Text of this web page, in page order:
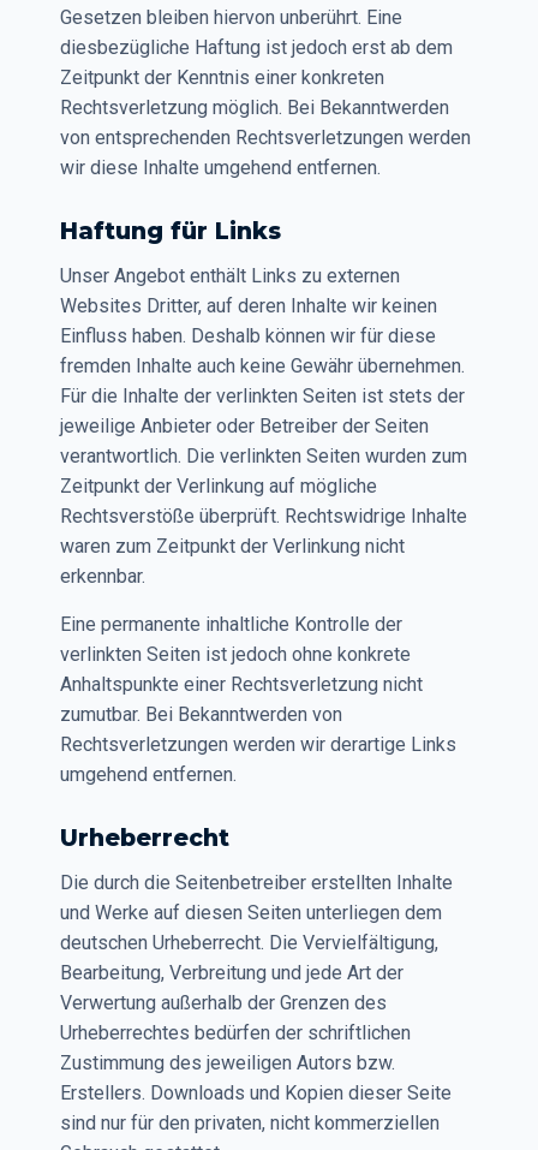
Gesetzen bleiben hiervon unberührt. Eine
diesbezügliche Haftung ist jedoch erst ab dem
Zeitpunkt der Kenntnis einer konkreten
Rechtsverletzung möglich. Bei Bekanntwerden
von entsprechenden Rechtsverletzungen werden
wir diese Inhalte umgehend entfernen.
Haftung für Links
Unser Angebot enthält Links zu externen
Websites Dritter, auf deren Inhalte wir keinen
Einfluss haben. Deshalb können wir für diese
fremden Inhalte auch keine Gewähr übernehmen.
Für die Inhalte der verlinkten Seiten ist stets der
jeweilige Anbieter oder Betreiber der Seiten
verantwortlich. Die verlinkten Seiten wurden zum
Zeitpunkt der Verlinkung auf mögliche
Rechtsverstöße überprüft. Rechtswidrige Inhalte
waren zum Zeitpunkt der Verlinkung nicht
erkennbar.
Eine permanente inhaltliche Kontrolle der
verlinkten Seiten ist jedoch ohne konkrete
Anhaltspunkte einer Rechtsverletzung nicht
zumutbar. Bei Bekanntwerden von
Rechtsverletzungen werden wir derartige Links
umgehend entfernen.
Urheberrecht
Die durch die Seitenbetreiber erstellten Inhalte
und Werke auf diesen Seiten unterliegen dem
deutschen Urheberrecht. Die Vervielfältigung,
Bearbeitung, Verbreitung und jede Art der
Verwertung außerhalb der Grenzen des
Urheberrechtes bedürfen der schriftlichen
Zustimmung des jeweiligen Autors bzw.
Erstellers. Downloads und Kopien dieser Seite
sind nur für den privaten, nicht kommerziellen